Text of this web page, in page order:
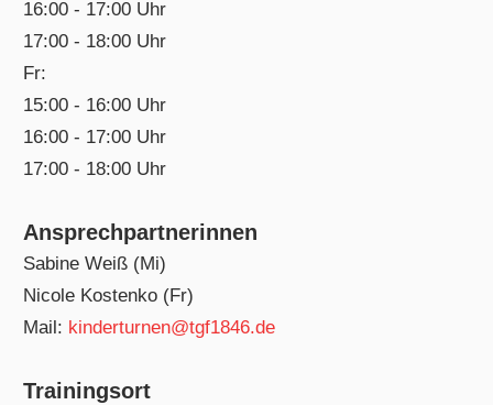
16:00 - 17:00 Uhr
17:00 - 18:00 Uhr
Fr:
15:00 - 16:00 Uhr
16:00 - 17:00 Uhr
17:00 - 18:00 Uhr
Ansprechpartnerinnen
Sabine Weiß (Mi)
Nicole Kostenko (Fr)
Mail: kinderturnen@tgf1846.de
Trainingsort